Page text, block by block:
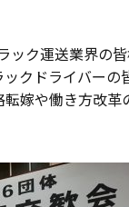
ック運送業界の
クドライバー
嫁や働き方改